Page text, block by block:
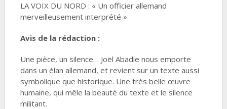
LA VOIX DU NORD : « Un officier allemand
merveilleusement interprété »
Avis de la rédaction :
Une pièce, un silence… Joël Abadie nous emporte
dans un élan allemand, et revient sur un texte aussi
symbolique que historique. Une très belle œuvre
humaine, qui mêle la beauté du texte et le silence
militant.